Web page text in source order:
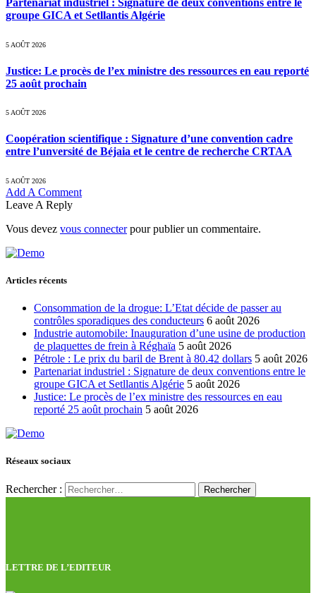
Partenariat industriel : Signature de deux conventions entre le
groupe GICA et Setllantis Algérie
5 AOÛT 2026
Justice: Le procès de l’ex ministre des ressources en eau reporté
25 août prochain
5 AOÛT 2026
Coopération scientifique : Signature d’une convention cadre
entre l’unversité de Béjaia et le centre de recherche CRTAA
5 AOÛT 2026
Add A Comment
Leave A Reply
Vous devez vous connecterpour publier un commentaire.
Articles récents
Consommation de la drogue: L’Etat décide de passer au
contrôles sporadiques des conducteurs 6 août 2026
Industrie automobile: Inauguration d’une usine de production
de plaquettes de frein à Réghaïa 5 août 2026
Pétrole : Le prix du baril de Brent à 80.42 dollars 5 août 2026
Partenariat industriel : Signature de deux conventions entre le
groupe GICA et Setllantis Algérie 5 août 2026
Justice: Le procès de l’ex ministre des ressources en eau
reporté 25 août prochain 5 août 2026
Réseaux sociaux
Rechercher :
LETTRE DE L’EDITEUR